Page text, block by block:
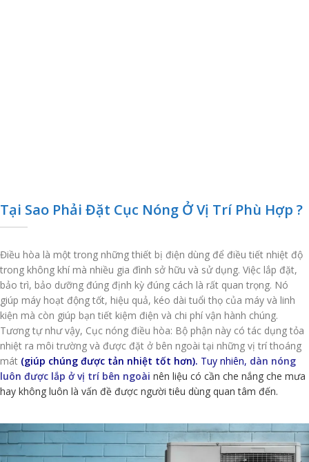
Tại Sao Phải Đặt Cục Nóng Ở Vị Trí Phù Hợp ?
Điều hòa là một trong những thiết bị điện dùng để điều tiết nhiệt độ
trong không khí mà nhiều gia đình sở hữu và sử dụng. Việc lắp đặt,
bảo trì, bảo dưỡng đúng định kỳ đúng cách là rất quan trọng. Nó
giúp máy hoạt động tốt, hiệu quả, kéo dài tuổi thọ của máy và linh
kiện mà còn giúp bạn tiết kiệm điện và chi phí vận hành chúng.
Tương tự như vậy, Cục nóng điều hòa: Bộ phận này có tác dụng tỏa
nhiệt ra môi trường và được đặt ở bên ngoài tại những vị trí thoáng
mát (giúp chúng được tản nhiệt tốt hơn). Tuy nhiên, dàn nóng
luôn được lắp ở vị trí bên ngoài nên liệu có cần che nắng che mưa
hay không luôn là vấn đề được người tiêu dùng quan tâm đến.